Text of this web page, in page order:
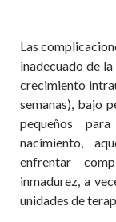
Las
inadecuado de la
crecimiento
semanas), bajo
pequeños
nacimiento,
enfrentar
inmadurez, a
unidades de ter